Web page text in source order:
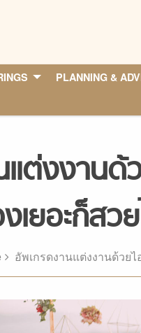
PLANNING &
ต่งงานด้
เยอะก็สว
อัพเกรดงานแต่งงานด้วย